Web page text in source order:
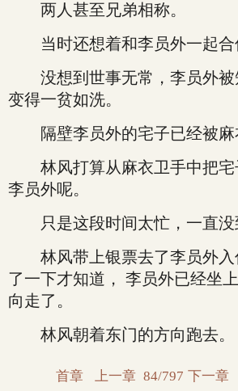
两人甚至兄弟相称。
当时还想着和李员外一起合
没想到世事无常，李员外被
变得一贫如洗。
隔壁李员外的宅子已经被麻
林风打算从麻衣卫手中把宅
李员外呢。
只是这段时间太忙，一直没
林风带上银票去了李员外入
了一下才知道， 李员外已经坐
向走了。
林风朝着东门的方向跑去。
首章 上一章 84/797 下一章